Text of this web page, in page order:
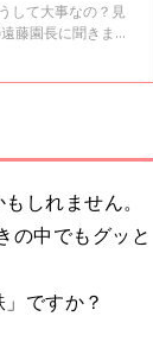
して大事なの？見
藤園長に聞きまし
しれません。
の中でもグッと
ですか？